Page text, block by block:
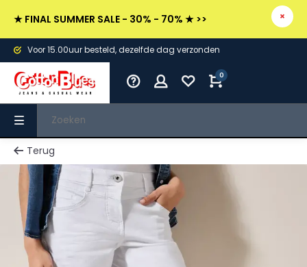
★ FINAL SUMMER SALE - 30% - 70% ★ >>
Voor 15.00uur besteld, dezelfde dag verzonden
0
Terug